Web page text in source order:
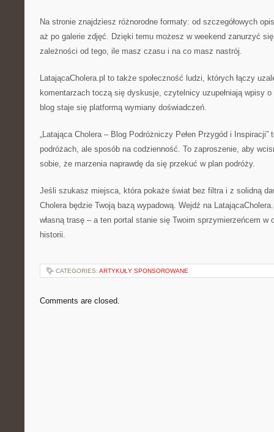
Na stronie znajdziesz różnorodne formaty: od szczegółowych
aż po galerie zdjęć. Dzięki temu możesz w weekend zanurzyć
zależności od tego, ile masz czasu i na co masz nastrój.
LatającaCholera.pl to także społeczność ludzi, których łączy
komentarzach toczą się dyskusje, czytelnicy uzupełniają wpisy o
blog staje się platformą wymiany doświadczeń.
„Latająca Cholera – Blog Podróżniczy Pełen Przygód i
podróżach, ale sposób na codzienność. To zaproszenie, aby
sobie, że marzenia naprawdę da się przekuć w plan podróży.
Jeśli szukasz miejsca, która pokaże świat bez filtra i z solidną
Cholera będzie Twoją bazą wypadową. Wejdź na
własną trasę – a ten portal stanie się Twoim sprzymierzeńcem w
historii.
CATEGORIES: ARTYKUŁY SPONSOROWANE
Comments are closed.